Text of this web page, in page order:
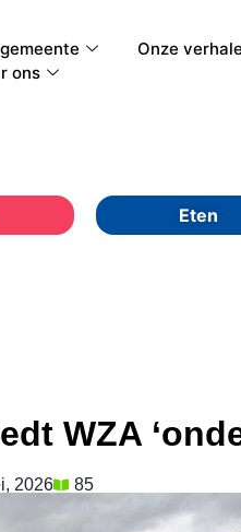
Onze
ons
Eten
WZA
2026 85